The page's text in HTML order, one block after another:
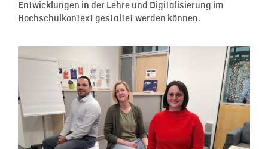
Entwicklungen in der Lehre und Digitalisierung im
Hochschulkontext gestaltet werden können.